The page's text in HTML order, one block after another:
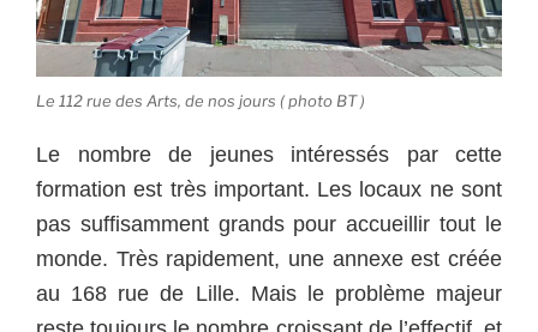
Le 112 rue des Arts, de nos jours ( photo BT )
Le nombre de jeunes intéressés par cette
formation est très important. Les locaux ne sont
pas suffisamment grands pour accueillir tout le
monde. Très rapidement, une annexe est créée
au 168 rue de Lille. Mais le problème majeur